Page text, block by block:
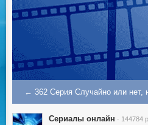
Сериалы онлайн · 144784